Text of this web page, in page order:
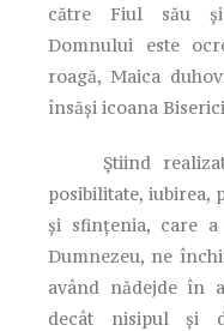
către Fiul său şi
Domnului este
roagă, Maica
însăşi icoana
Ştiind realizate
posibilitate, iubirea,
şi sfinţenia, care
Dumnezeu, ne
având nădejde în
decât nisipul şi